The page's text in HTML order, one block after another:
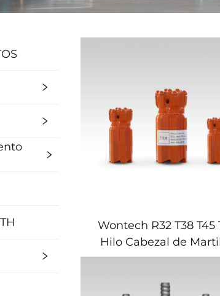
Wontech R32 T38 T45
Hilo Cabezal de
Retractor Botón